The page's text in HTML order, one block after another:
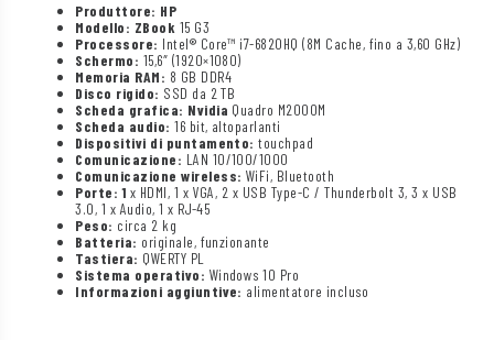
Produttore: HP
Modello: ZBook 15 G3
Processore: Intel® Core™ i7-6820HQ (8M Cache, fino a 3,60 GHz)
Schermo: 15,6″ (1920×1080)
Memoria RAM: 8 GB DDR4
Disco rigido: SSD da 2 TB
Scheda grafica: Nvidia Quadro M2000M
Scheda audio: 16 bit, altoparlanti
Dispositivi di puntamento: touchpad
Comunicazione: LAN 10/100/1000
Comunicazione wireless: WiFi, Bluetooth
Porte: 1 x HDMI, 1 x VGA, 2 x USB Type-C / Thunderbolt 3, 3 x USB
3.0, 1 x Audio, 1 x RJ-45
Peso: circa 2 kg
Batteria: originale, funzionante
Tastiera: QWERTY PL
Sistema operativo: Windows 10 Pro
Informazioni aggiuntive: alimentatore incluso